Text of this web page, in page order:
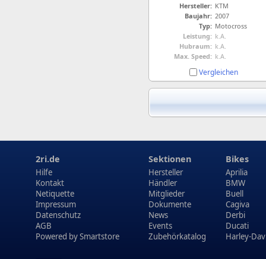
Hersteller: KTM
Baujahr: 2007
Typ: Motocross
Leistung: k.A.
Hubraum: k.A.
Max. Speed: k.A.
Vergleichen
2ri.de
Hilfe
Kontakt
Netiquette
Impressum
Datenschutz
AGB
Powered bySmartstore
Sektionen
Hersteller
Händler
Mitglieder
Dokumente
News
Events
Zubehörkatalog
Bikes
Aprilia
BMW
Buell
Cagiva
Derbi
Ducati
Harley-